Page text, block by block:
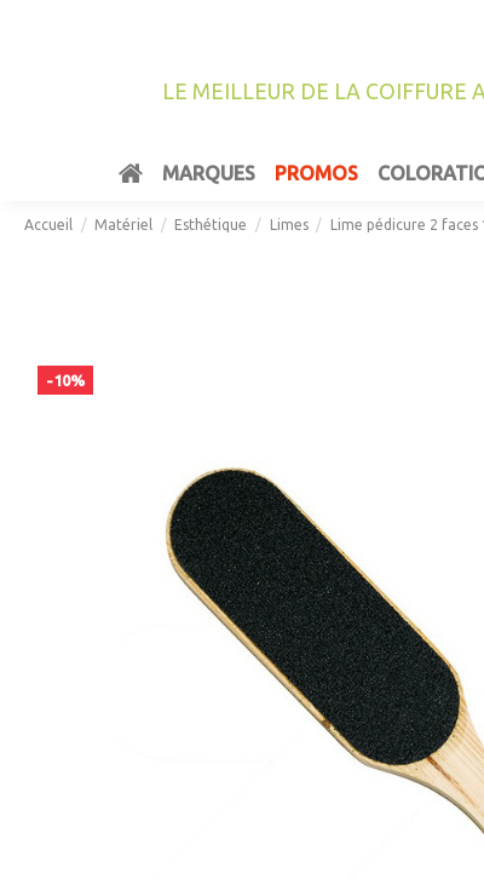
LE MEILLEUR DE LA COIFFURE
MARQUES PROMOS
Accueil Matériel Esthétique Limes Lime pédicure 2 faces
-10%